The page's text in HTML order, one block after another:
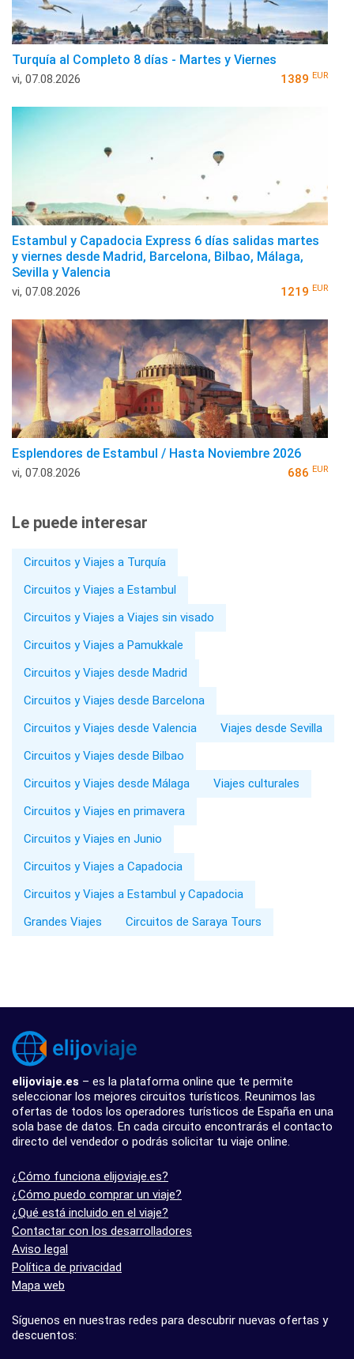
Turquía al Completo 8 días - Martes y Viernes
vi, 07.08.2026 1389 EUR
Estambul y Capadocia Express 6 días salidas martes
y viernes desde Madrid, Barcelona, Bilbao, Málaga,
Sevilla y Valencia
vi, 07.08.2026 1219 EUR
Esplendores de Estambul / Hasta Noviembre 2026
vi, 07.08.2026 686 EUR
Le puede interesar
Circuitos y Viajes a Turquía
Circuitos y Viajes a Estambul
Circuitos y Viajes a Viajes sin visado
Circuitos y Viajes a Pamukkale
Circuitos y Viajes desde Madrid
Circuitos y Viajes desde Barcelona
Circuitos y Viajes desde Valencia
Viajes desde Sevilla
Circuitos y Viajes desde Bilbao
Circuitos y Viajes desde Málaga
Viajes culturales
Circuitos y Viajes en primavera
Circuitos y Viajes en Junio
Circuitos y Viajes a Capadocia
Circuitos y Viajes a Estambul y Capadocia
Grandes Viajes
Circuitos de Saraya Tours
elijoviaje.es – es la plataforma online que te permite
seleccionar los mejores circuitos turísticos. Reunimos las
ofertas de todos los operadores turísticos de España en una
sola base de datos. En cada circuito encontrarás el contacto
directo del vendedor o podrás solicitar tu viaje online.
¿Cómo funciona elijoviaje.es?
¿Cómo puedo comprar un viaje?
¿Qué está incluido en el viaje?
Contactar con los desarrolladores
Aviso legal
Política de privacidad
Mapa web
Síguenos en nuestras redes para descubrir nuevas ofertas y
descuentos: